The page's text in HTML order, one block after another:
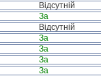
Відсутній
За
Відсутній
За
За
За
За